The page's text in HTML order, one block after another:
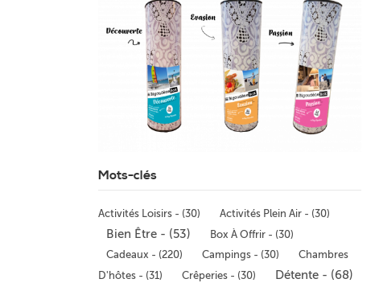
Mots-clés
Activités Loisirs - (30) Activités Plein Air - (30)
Bien Être - (53) Box À Offrir - (30)
Cadeaux - (220) Campings - (30)
Chambres
D'hôtes - (31)
Crêperies - (30) Détente - (68)